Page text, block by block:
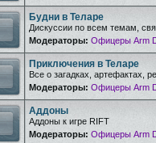
Будни в Теларе
Дискуссии по всем темам,
Модераторы: Офицеры Arm
Приключения в Теларе
Все о загадках, артефактах,
Модераторы: Офицеры Arm
Аддоны
Аддоны к игре RIFT
Модераторы: Офицеры Arm